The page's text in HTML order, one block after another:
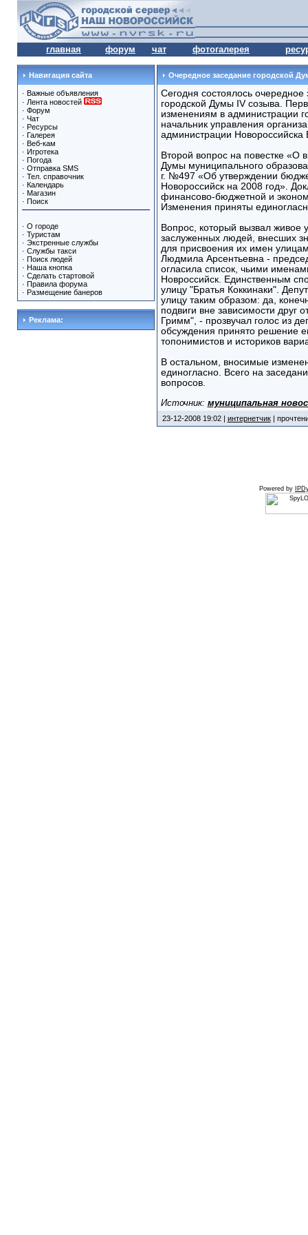
главная форум чат фотогалерея
Навигация сайта
· Важные объявления
· Лента новостей
· Форум
· Чат
· Ресурсы
· Галерея
· Веб-кам
· Игротека
· Погода
· Отправка SMS
· Тел. справочник
· Календарь
· Магазин
· Поиск
· О городе
· Туристам
· Экстренные службы
· Службы такси
· Поиск людей
· Наша кнопка
· Сделать стартовой
· Правила форума
· Размещение банеров
Реклама:
Очередное заседание городской
Сегодня состоялось очередное
городской Думы IV созыва.
изменениям в администрации
начальник управления
администрации
Второй вопрос на повестке «О
Думы муниципального
г. №497 «Об утверждении
Новороссийск на 2008 год».
финансово-бюджетной и
Изменения приняты
Вопрос, который вызвал живое
заслуженных людей, внесших
для присвоения их имен
Людмила Арсентьевна -
огласила список, чьими
Новроссийск. Единственным
улицу "Братья Коккинаки".
улицу таким образом: да,
подвиги вне зависимости друг
Гримм", - прозвучал голос из
обсуждения принято решение
топонимистов и историков
В остальном, вносимые
единогласно. Всего на
вопросов.
Источник: муниципальная
23-12-2008 19:02 | интернетчик|
Powered by